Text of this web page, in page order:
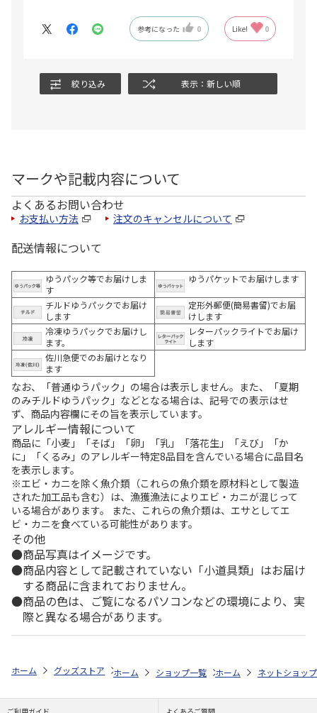
参考になった 0 Like! 0
絞り込み 表示：新しい順
マークや記載内容について
よくあるお問い合わせ
お支払い方法 注文のキャンセルについて
配送情報について
ゆうパック等でお届けしま
す
ゆうパケットでお届けします
チルドゆうパックでお届け
します
定形外郵便(簡易書留)でお届
けします
冷凍ゆうパックでお届けし
ます。
レターパックライトでお届け
します
佐川急便でのお届けとなり
ます
なお、「普通ゆうパック」の場合は表示しません。また、「夏期
のみチルドゆうパック」などとなる場合は、記号での表示はせ
ず、商品内容欄にその旨を表示しています。
アレルギー情報について
商品に「小麦」「そば」「卵」「乳」「落花生」「えび」「か
に」「くるみ」のアレルギー特定8品目を含んでいる場合に品目名
を表示します。
※エビ・カニを除く魚介類（これらの魚介類を原材料として製造
された加工品も含む）は、漁獲漁法によりエビ・カニが混じって
いる場合があります。 また、これらの魚介類は、エサとしてエ
ビ・カニを食べている可能性があります。
その他
商品写真はイメージです。
商品内容として記載されていない「小道具類」はお届け
する商品に含まれておりません。
商品の色は、ご覧になるパソコンなどの環境により、実
際と異なる場合があります。
ホーム グッズストア スポーツ・スポーツ選手 NPB（日本野球機構）
ホーム ショップ一覧 レッツ 26SNOOPY
ホーム ネットショップ